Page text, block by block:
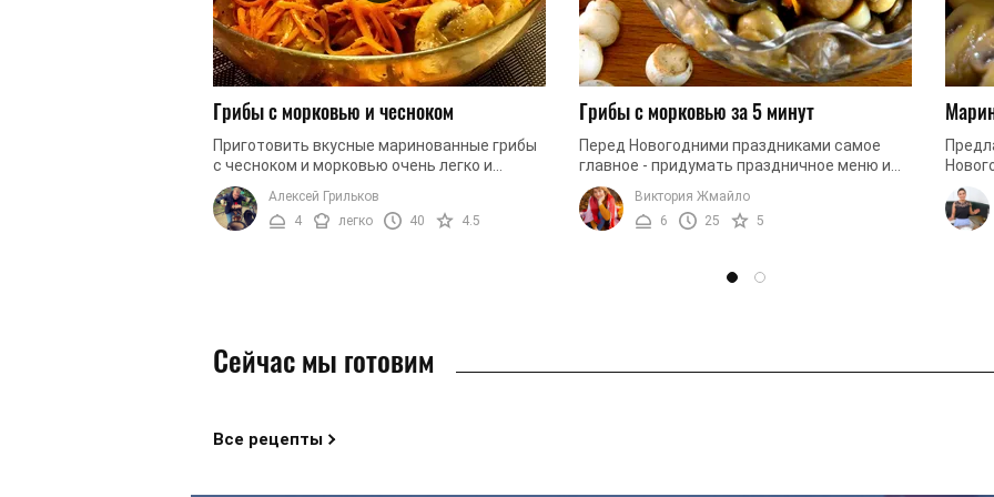
Грибы с морковью и чесноком
Приготовить вкусные маринованные грибы
с чесноком и морковью очень легко и
просто. Специально для вас мы
подготовили простой и вкусный рецепт ...
Алексей Грильков
4
легко 40 4.5
Грибы с морковью за 5 минут
Перед Новогодними праздниками самое
главное - придумать праздничное меню и
успеть все приготовить за один день.
Поэтому, специально для вас мы ...
Виктория Жмайло
6
25 5
с
Сейчас мы готовим
Все рецепты